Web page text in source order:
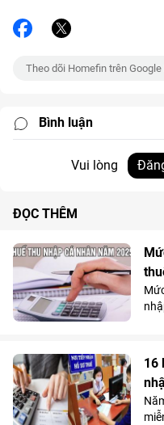
Theo dõi Homefin trên
Bình luận
Vui lòng
ĐỌC THÊM
16